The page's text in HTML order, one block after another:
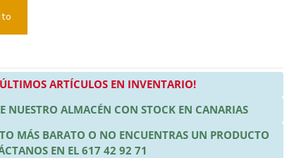
ARTÍCULOS EN INVENTARIO!
NUESTRO ALMACÉN CON STOCK EN CANARIAS
MÁS BARATO O NO ENCUENTRAS UN PRODUCTO
EN EL 617 42 92 71